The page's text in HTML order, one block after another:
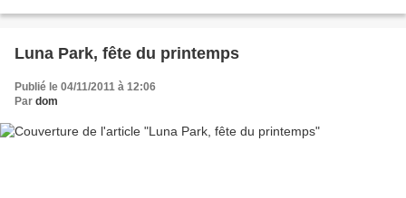
Luna Park, fête du printemps
Publié le 04/11/2011 à 12:06
Par dom